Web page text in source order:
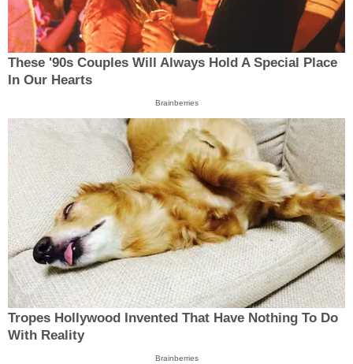
These '90s Couples Will Always Hold A Special Place
In Our Hearts
Brainberries
Tropes Hollywood Invented That Have Nothing To Do
With Reality
Brainberries